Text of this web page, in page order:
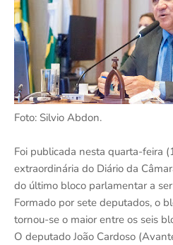
Foto: Silvio Abdon.
Foi publicada nesta quarta-feira
extraordinária do Diário da
do último bloco parlamentar a
Formado por sete deputados, o
tornou-se o maior entre os seis
O deputado João Cardoso